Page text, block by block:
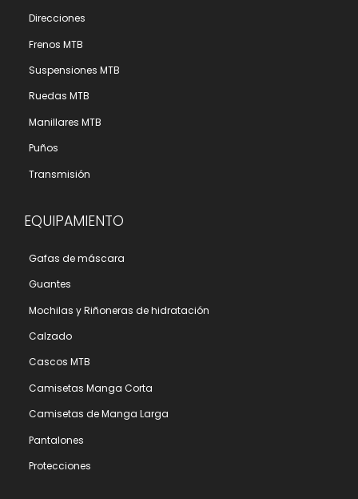
Direcciones
Frenos MTB
Suspensiones MTB
Ruedas MTB
Manillares MTB
Puños
Transmisión
EQUIPAMIENTO
Gafas de máscara
Guantes
Mochilas y Riñoneras de hidratación
Calzado
Cascos MTB
Camisetas Manga Corta
Camisetas de Manga Larga
Pantalones
Protecciones